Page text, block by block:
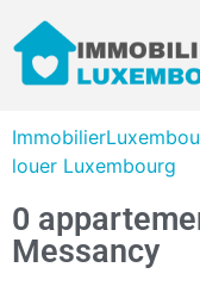
louer Luxembourg
0
Messancy